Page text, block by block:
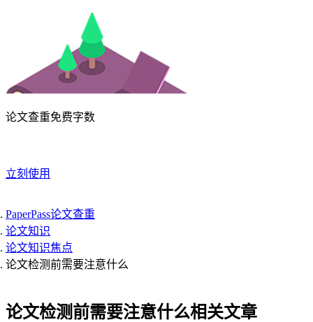
论文查重免费字数
立刻使用
PaperPass论文查重
论文知识
论文知识焦点
论文检测前需要注意什么
论文检测前需要注意什么相关文章